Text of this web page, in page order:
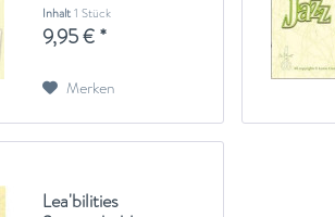
(Big Shot oder ähnliches)
Inhalt1 Stück
9,95 € *
Merken
Lea'bilities